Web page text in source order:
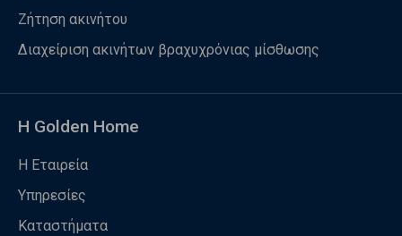
Ζήτηση ακινήτου
Διαχείριση ακινήτων βραχυχρόνιας μίσθωσης
Η Golden Home
Η Εταιρεία
Υπηρεσίες
Καταστήματα